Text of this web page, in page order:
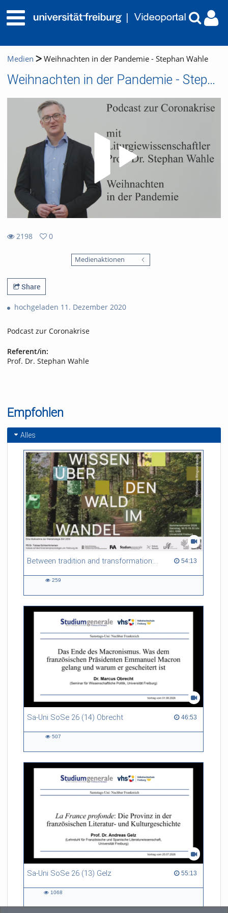
Medien Weihnachten in der Pandemie - Stephan Wahle
Weihnachten in der Pandemie - Stephan Wahle
2198
0
Medienaktionen
Share
hochgeladen 11. Dezember 2020
Podcast zur Coronakrise
Referent/in:
Prof. Dr. Stephan Wahle
Empfohlen
Alles
Between tradition and transformation: how owners, advisers and institutions co-create knowledge for resilient forests in Europe 54:13
54:13 duration
259
Sa-Uni SoSe 26 (14) Obrecht 46:53
46:53 duration
507
Sa-Uni SoSe 26 (13) Gelz 55:13
55:13 duration
1068